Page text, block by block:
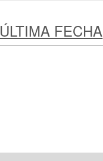
ÚLTIMA FECHA